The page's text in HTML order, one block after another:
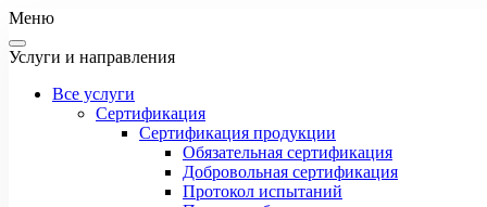
Меню
Услуги и направления
Все услуги
Сертификация
Сертификация продукции
Обязательная сертификация
Добровольная сертификация
Протокол испытаний